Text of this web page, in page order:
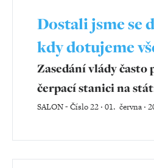
Dostali jsme se
kdy dotujeme
Zasedání vlády
čerpací stanici na
SALON-Číslo 22 ‧ 01. června ‧